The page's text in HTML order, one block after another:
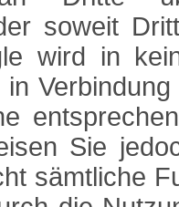
soweit
wird in
Sie
sämtliche